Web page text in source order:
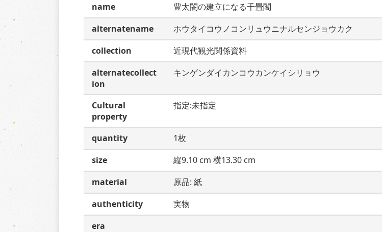
name
豊太閤の建立になる千畳閣
alternatename
ホウタイコウノコンリュウニナルセンジョウカク
collection
近現代観光関係資料
alternatecollect
ion
キンゲンダイカンコウカンケイシリョウ
Cultural
property
指定:未指定
quantity
1枚
size
縦9.10 cm 横13.30 cm
material
原品: 紙
authenticity
実物
era